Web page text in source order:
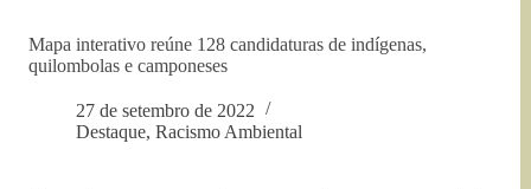
Mapa interativo reúne 128 candidaturas de indígenas,
quilombolas e camponeses
27 de setembro de 2022
Destaque, Racismo Ambiental